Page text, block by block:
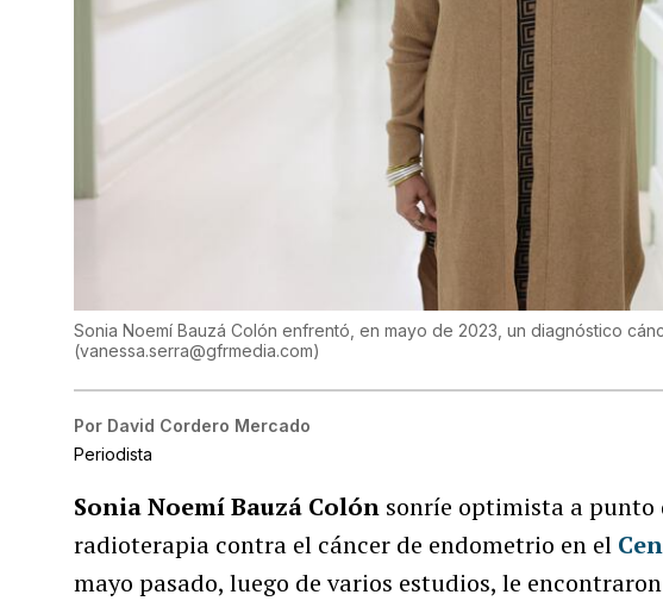
Sonia Noemí Bauzá Colón enfrentó, en mayo de 2023, un diagnóstico
(vanessa.serra@gfrmedia.com)
Por David Cordero Mercado
Periodista
Sonia Noemí Bauzá Colón sonríe optimista a
radioterapia contra el cáncer de endometrio en el
mayo pasado, luego de varios estudios, le